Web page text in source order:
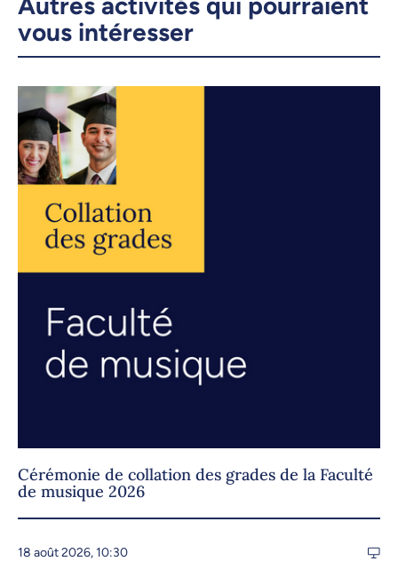
vous intéresser
Cérémonie de collation des grades de la Faculté
de musique 2026
18 août 2026, 10:30